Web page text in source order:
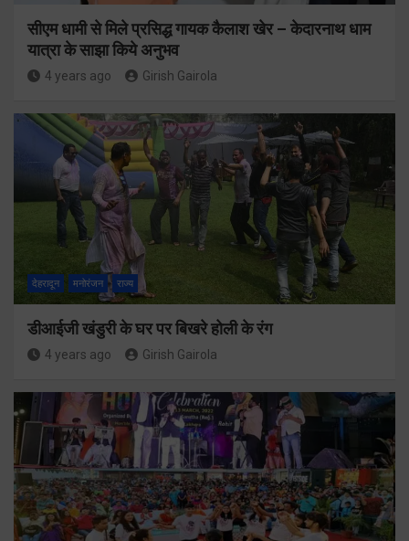
सीएम धामी से मिले प्रसिद्ध गायक कैलाश खेर – केदारनाथ धाम
यात्रा के साझा किये अनुभव
4 years ago Girish Gairola
देहरादून मनोरंजन राज्य
डीआईजी खंडुरी के घर पर बिखरे होली के रंग
4 years ago Girish Gairola